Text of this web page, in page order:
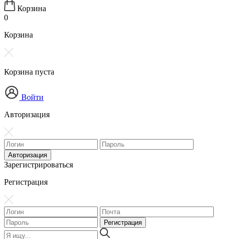
Корзина
0
Корзина
Корзина пуста
Войти
Авторизация
Зарегистрироваться
Регистрация